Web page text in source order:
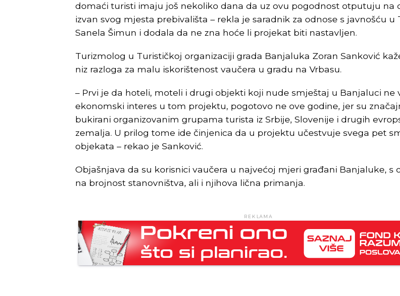
domaći turisti imaju još nekoliko dana da uz ovu pogodnost otputuju na
izvan svog mjesta prebivališta – rekla je saradnik za odnose s javnošću u
Sanela Šimun i dodala da ne zna hoće li projekat biti nastavljen.
Turizmolog u Turističkoj organizaciji grada Banjaluka Zoran Sanković
niz razloga za malu iskorištenost vaučera u gradu na Vrbasu.
– Prvi je da hoteli, moteli i drugi objekti koji nude smještaj u Banjaluci ne
ekonomski interes u tom projektu, pogotovo ne ove godine, jer su
bukirani organizovanim grupama turista iz Srbije, Slovenije i drugih
zemalja. U prilog tome ide činjenica da u projektu učestvuje svega pet
objekata – rekao je Sanković.
Objašnjava da su korisnici vaučera u najvećoj mjeri građani Banjaluke, s
na brojnost stanovništva, ali i njihova lična primanja.
REKLAMA